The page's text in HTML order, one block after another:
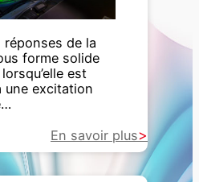
réponses de la
forme solide
est
une excitation
En savoir plus